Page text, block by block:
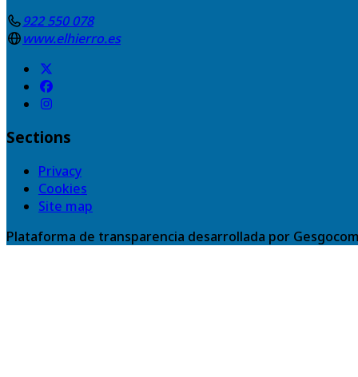
922 550 078
www.elhierro.es
Sections
Privacy
Cookies
Site map
Plataforma de transparencia desarrollada por